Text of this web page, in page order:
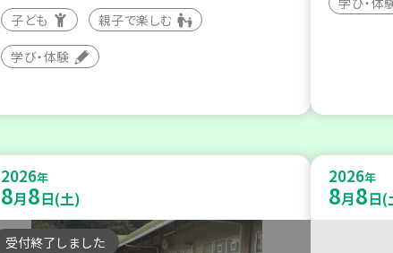
子ども 親子で楽しむ
学び・体験
2026年
8月8日(土)
受付終了しました
2026年
8月8日(